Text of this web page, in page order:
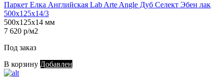
Паркет Елка Английская Lab Arte Angle Дуб Селект Эбен лак
500х125х14/3
500х125х14 мм
7 620 р/м2
Под заказ
В корзину Добавлен